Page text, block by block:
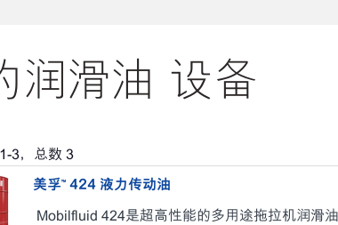
润滑油 设备
1-3，总数 3
美孚™ 424 液力传动油
Mobilfluid 424是超高性能的多用途拖拉机润滑